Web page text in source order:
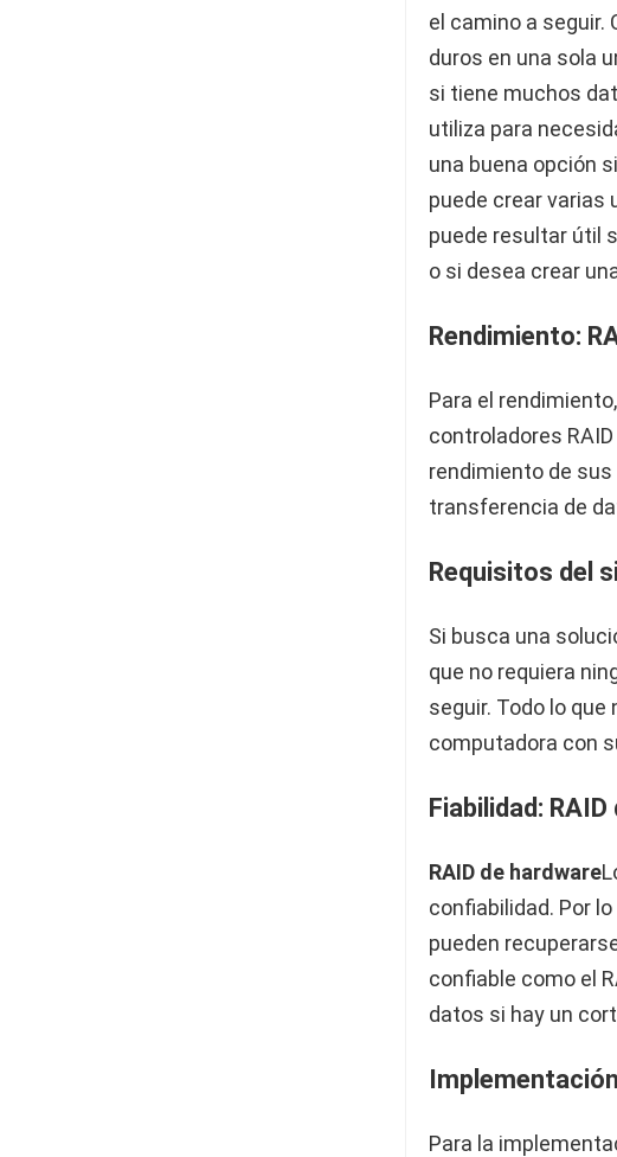
el camino a seguir.
duros en una sola
si tiene muchos
utiliza para
una buena opción
puede crear varias
puede resultar útil
o si desea crear
Rendimiento:
Para el rendimiento,
controladores
rendimiento de
transferencia de
Requisitos del
Si busca una
que no requiera
seguir. Todo lo
computadora con
Fiabilidad:
RAID de hardware
confiabilidad. Por
pueden
confiable como el
datos si hay un
Para la